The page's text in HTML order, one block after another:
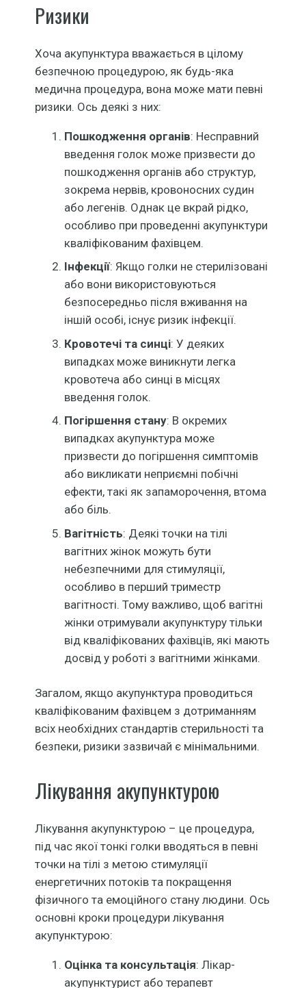
Ризики
Хоча акупунктура вважається в цілому
безпечною процедурою, як будь-яка
медична процедура, вона може мати певні
ризики. Ось деякі з них:
Пошкодження органів: Несправний
введення голок може призвести до
пошкодження органів або структур,
зокрема нервів, кровоносних судин
або легенів. Однак це вкрай рідко,
особливо при проведенні акупунктури
кваліфікованим фахівцем.
Інфекції: Якщо голки не стерилізовані
або вони використовуються
безпосередньо після вживання на
іншій особі, існує ризик інфекції.
Кровотечі та синці: У деяких
випадках може виникнути легка
кровотеча або синці в місцях
введення голок.
Погіршення стану: В окремих
випадках акупунктура може
призвести до погіршення симптомів
або викликати неприємні побічні
ефекти, такі як запаморочення, втома
або біль.
Вагітність: Деякі точки на тілі
вагітних жінок можуть бути
небезпечними для стимуляції,
особливо в перший триместр
вагітності. Тому важливо, щоб вагітні
жінки отримували акупунктуру тільки
від кваліфікованих фахівців, які мають
досвід у роботі з вагітними жінками.
Загалом, якщо акупунктура проводиться
кваліфікованим фахівцем з дотриманням
всіх необхідних стандартів стерильності та
безпеки, ризики зазвичай є мінімальними.
Лікування акупунктурою
Лікування акупунктурою – це процедура,
під час якої тонкі голки вводяться в певні
точки на тілі з метою стимуляції
енергетичних потоків та покращення
фізичного та емоційного стану людини. Ось
основні кроки процедури лікування
акупунктурою:
Оцінка та консультація: Лікар-
акупунктурист або терапевт